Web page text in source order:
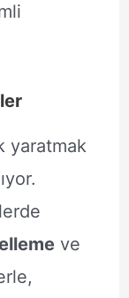
yaratmak
ve